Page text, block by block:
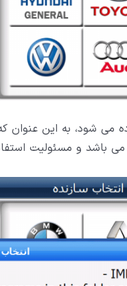
شود، به این عنوان
و مسئولیت